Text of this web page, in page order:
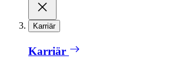
Karriär
Karriär